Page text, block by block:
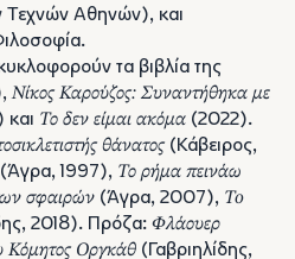
Αθηνών), και
τα βιβλία της
Νίκος Καρούζος: Συναντήθηκα με
Το δεν είμαι ακόμα (2022).
θάνατος(Κάβειρος,
(Άγρα, 1997), Το ρήμα πεινάω
σφαιρών (Άγρα, 2007), To
2018). Πρόζα: Φλάουερ
Οργκάθ (Γαβριηλίδης,